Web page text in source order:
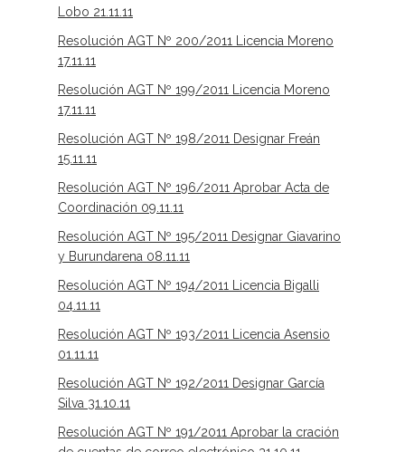
Lobo 21.11.11
Resolución AGT Nº 200/2011 Licencia Moreno
17.11.11
Resolución AGT Nº 199/2011 Licencia Moreno
17.11.11
Resolución AGT Nº 198/2011 Designar Freán
15.11.11
Resolución AGT Nº 196/2011 Aprobar Acta de
Coordinación 09.11.11
Resolución AGT Nº 195/2011 Designar Giavarino
y Burundarena 08.11.11
Resolución AGT Nº 194/2011 Licencia Bigalli
04.11.11
Resolución AGT Nº 193/2011 Licencia Asensio
01.11.11
Resolución AGT Nº 192/2011 Designar García
Silva 31.10.11
Resolución AGT Nº 191/2011 Aprobar la cración